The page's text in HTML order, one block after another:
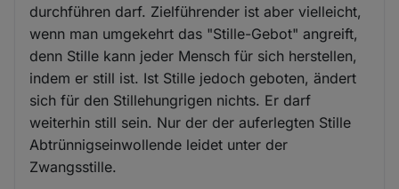
durchführen darf. Zielführender ist aber vielleicht,
wenn man umgekehrt das "Stille-Gebot" angreift,
denn Stille kann jeder Mensch für sich herstellen,
indem er still ist. Ist Stille jedoch geboten, ändert
sich für den Stillehungrigen nichts. Er darf
weiterhin still sein. Nur der der auferlegten Stille
Abtrünnigseinwollende leidet unter der
Zwangsstille.